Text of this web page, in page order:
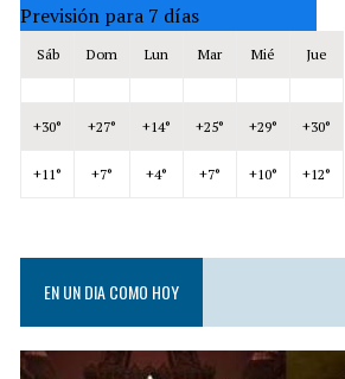
Previsión para 7 días
Sáb Dom Lun Mar Mié Jue
+30° +27° +14° +25° +29° +30°
+11° +7° +4° +7° +10° +12°
EN UN DIA COMO HOY